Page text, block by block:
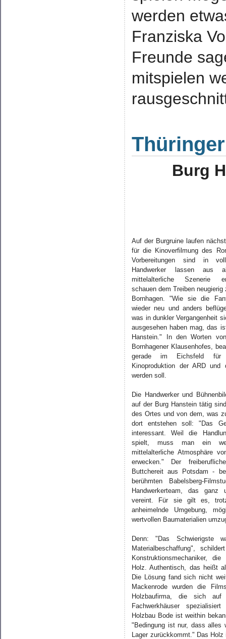
werden
Franziska
Freunde
mitspielen
Burg
Auf der Burgruine laufen
für die Kinoverfilmung des
Vorbereitungen sind in
Handwerker lassen aus
mittelalterliche Szenerie
schauen dem Treiben neugierig
Bornhagen. "Wie sie die
wieder neu und anders
was in dunkler Vergangenheit
ausgesehen haben mag, das
Hanstein." In den Worten
Bornhagener Klausenhofes,
gerade im Eichsfeld für
Kinoproduktion der ARD und
werden soll.
Die Handwerker und
auf der Burg Hanstein tätig
des Ortes und von dem, was
dort entstehen soll: "Das
interessant. Weil die
spielt, muss man ein
mittelalterliche Atmosphäre
erwecken." Der
Buttchereit aus Potsdam -
berühmten Babelsberg-
Handwerkerteam, das ganz
vereint. Für sie gilt es,
anheimelnde Umgebung,
wertvollen Baumaterialien
Denn: "Das Schwierigste
Materialbeschaffung",
Konstruktionsmechaniker,
Holz. Authentisch, das heißt
Die Lösung fand sich nicht
Mackenrode wurden die
Holzbaufirma, die sich auf
Fachwerkhäuser
Holzbau Bode ist weithin
"Bedingung ist nur, dass alles
Lager zurückkommt." Das